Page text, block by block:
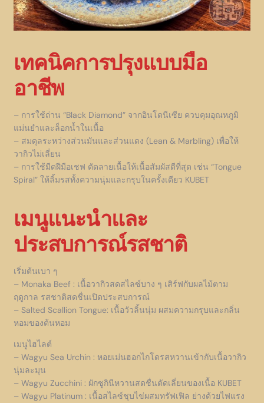
เทคนิคการปรุงแบบมือ
อาชีพ
– การใช้ถ่าน “Black Diamond” จากอินโดนีเซีย ควบคุมอุณหภูมิ
แม่นยำและล็อกน้ำในเนื้อ
– สมดุลระหว่างส่วนมันและส่วนแดง (Lean & Marbling) เพื่อให้
วากิวไม่เลี่ยน
– การใช้มีดฝีมือเชฟ ตัดลายเนื้อให้เนื้อสัมผัสดีที่สุด เช่น “Tongue
Spiral” ให้ลิ้มรสทั้งความนุ่มและกรุบในครั้งเดียว KUBET
เมนูแนะนำและ
ประสบการณ์รสชาติ
เริ่มต้นเบา ๆ
– Monaka Beef : เนื้อวากิวสดสไลซ์บาง ๆ เสิร์ฟกับผลไม้ตาม
ฤดูกาล รสชาติสดชื่นเปิดประสบการณ์
– Salted Scallion Tongue: เนื้อวัวลิ้นนุ่ม ผสมความกรุบและกลิ่น
หอมของต้นหอม
เมนูไฮไลต์
– Wagyu Sea Urchin : หอยเม่นฮอกไกโดรสหวานเข้ากับเนื้อวากิว
นุ่มละมุน
– Wagyu Zucchini : ผักซูกินีหวานสดชื่นตัดเลี่ยนของเนื้อ KUBET
– Wagyu Platinum : เนื้อสไลซ์ชุบไข่ผสมทรัฟเฟิล ย่างด้วยไฟแรง